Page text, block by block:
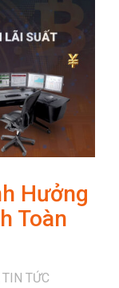
Hưởng
Toàn
TIN TỨC